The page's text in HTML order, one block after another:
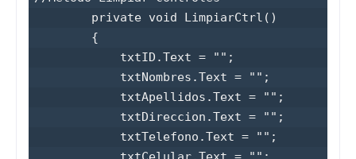
        private void LimpiarCtrl()
        {
            txtID.Text = "";
            txtNombres.Text = "";
            txtApellidos.Text = "";
            txtDireccion.Text = "";
            txtTelefono.Text = "";